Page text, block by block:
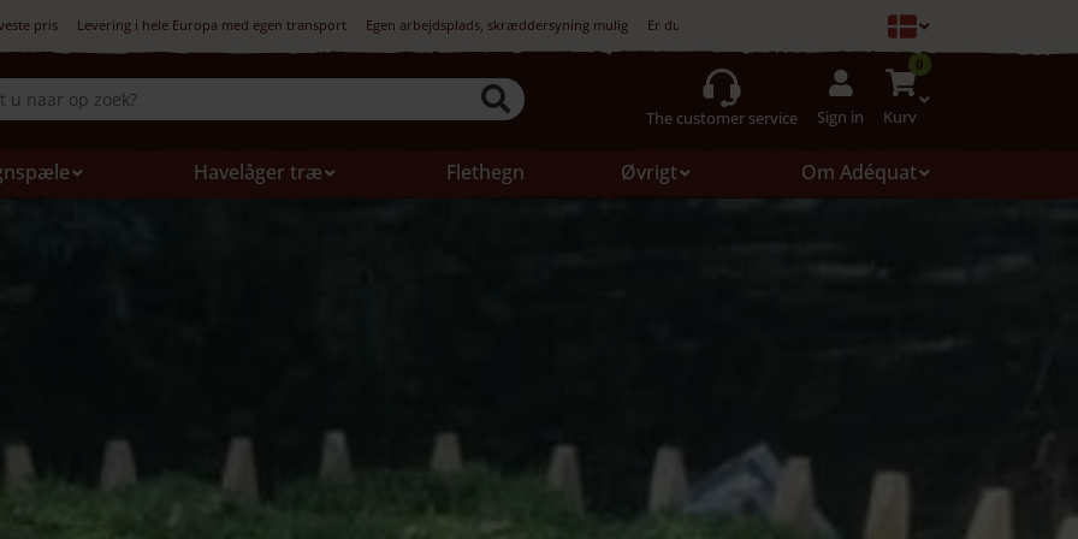
pris Levering i hele Europa med egen transport Egen arbejdsplads, skræddersyning mulig Er du ikke tilfreds, er køb ikke forpligtet
The customer service Sign in
0
Kurv
Havelåger træ
Flethegn
Øvrigt
Om Adéquat